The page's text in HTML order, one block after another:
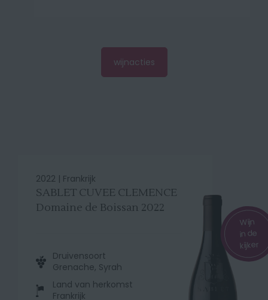
wijnacties
Wijn
in de
kijker
2022 | Frankrijk
SABLET CUVEE CLEMENCE
Domaine de Boissan 2022
Druivensoort
Grenache, Syrah
Land van herkomst
Frankrijk